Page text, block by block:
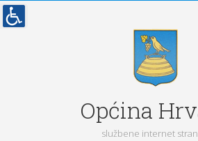
Općina
službene internet